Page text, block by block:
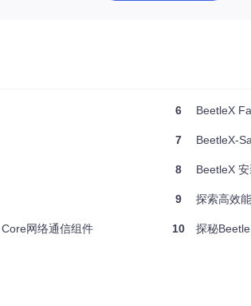
网络通信组件
6 BeetleX
7 BeetleX-
8 BeetleX
9 探索高效
10 探秘